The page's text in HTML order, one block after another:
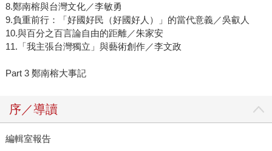
8.鄭南榕與台灣文化／李敏勇
9.負重前行：「好國好民（好國好人）」的當代意義／吳叡人
10.與百分之百言論自由的距離／朱家安
11.「我主張台灣獨立」與藝術創作／李文政
Part 3 鄭南榕大事記
序／導讀
編輯室報告